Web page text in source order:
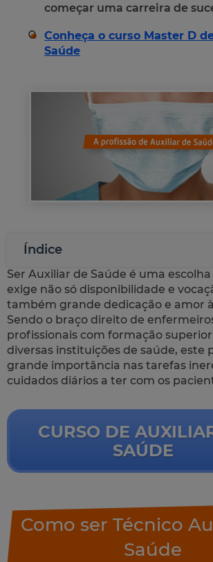
começar uma carreira de
Conheça o curso Master D
Saúde
Índice
Ser Auxiliar de Saúde é uma
exige não só disponibilidade e
também grande dedicação e amor
Sendo o braço direito de
profissionais com formação
diversas instituições de saúde, este
grande importância nas tarefas
cuidados diários a ter com os
CURSO DE
SAÚDE
Como ser Técnico
Saúde